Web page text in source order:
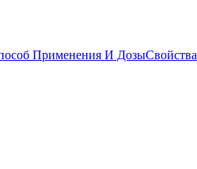
Применения И ДозыСвойства